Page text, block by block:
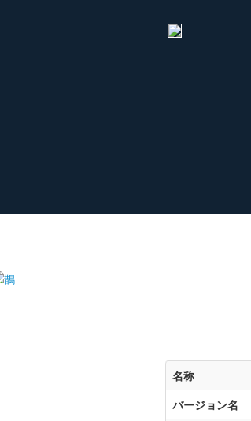
名称
バージョン名